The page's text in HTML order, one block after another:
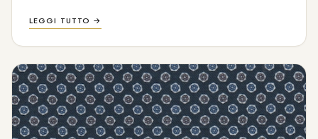
LEGGI TUTTO →